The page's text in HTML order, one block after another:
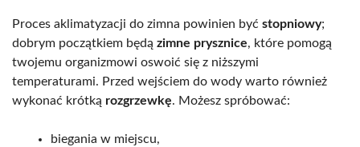
Proces aklimatyzacji do zimna powinien być stopniowy;
dobrym początkiem będą zimne prysznice, które pomogą
twojemu organizmowi oswoić się z niższymi
temperaturami. Przed wejściem do wody warto również
wykonać krótką rozgrzewkę. Możesz spróbować:
biegania w miejscu,